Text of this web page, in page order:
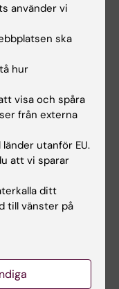
–
vid Uppsala
för
och
om
använder vi
ska
hur
visa och spåra
från externa
utanför EU.
att vi sparar
ditt
till vänster på